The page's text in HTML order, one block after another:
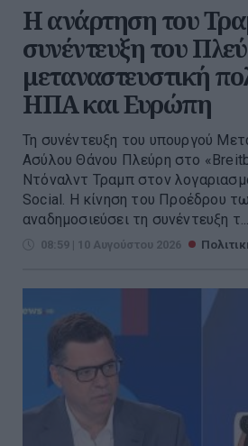
Η ανάρτηση του
συνέντευξη του
μεταναστευστική
ΗΠΑ και Ευρώπη
Τη συνέντευξη του υπουργού
Ασύλου Θάνου Πλεύρη στο
Ντόναλντ Τραμπ στον
Social. Η κίνηση του Προέδρου
αναδημοσιεύσει τη συνέντευξη τ...
08:59 | 10 Αυγούστου 2026